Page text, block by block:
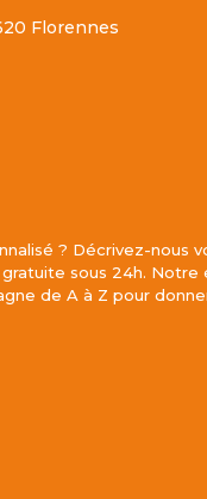
Florennes
? Décrivez-nous
sous 24h. Notre
de A à Z pour